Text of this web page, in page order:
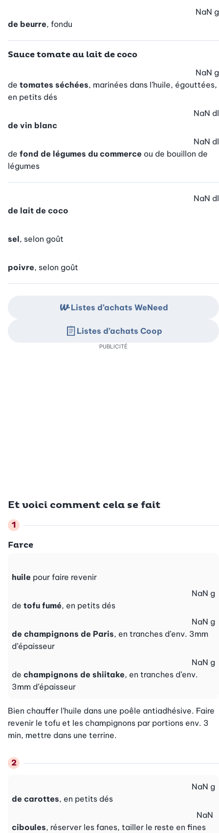
de beurre, fondu
NaN g
Sauce tomate au lait de coco
de tomates séchées, marinées dans l’huile, égouttées,
en petits dés
NaN g
de vin blanc
NaN dl
de fond de légumes du commerce ou de bouillon de
légumes
NaN dl
de lait de coco
NaN dl
sel, selon goût
poivre, selon goût
Et voici comment cela se fait
Farce
huile pour faire revenir
de tofu fumé, en petits dés
NaN g
de champignons de Paris, en tranches d’env. 3mm
d’épaisseur
NaN g
de champignons de shiitake, en tranches d’env.
3mm d’épaisseur
NaN g
Bien chauffer l’huile dans une poêle antiadhésive. Faire
revenir le tofu et les champignons par portions env. 3
min, mettre dans une terrine.
de carottes, en petits dés
NaN g
ciboules, réserver les fanes, tailler le reste en fines
NaN
Listes d’achats WeNeed
Listes d’achats Coop
PUBLICITÉ